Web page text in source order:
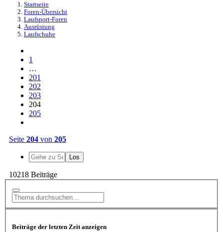
Startseite
Foren-Übersicht
Laufsport-Foren
Ausrüstung
Laufschuhe
1
…
201
202
203
204
205
Seite 204 von 205
10218 Beiträge
Beiträge der letzten Zeit anzeigen